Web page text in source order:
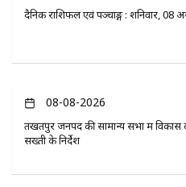
दैनिक राशिफल एवं पञ्चाङ्ग : शनिवार, 08
08-08-2026
तखतपुर जनपद की सामान्य सभा में विकास
सख्ती के निर्देश